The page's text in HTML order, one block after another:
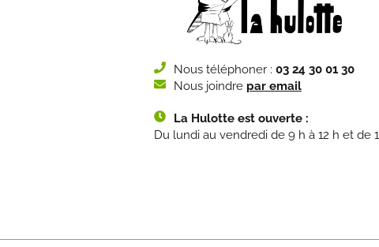
Nous téléphoner : 03 24 30 01 30
Nous joindre par email
La Hulotte est ouverte :
Du lundi au vendredi de 9 h à 12 h et de